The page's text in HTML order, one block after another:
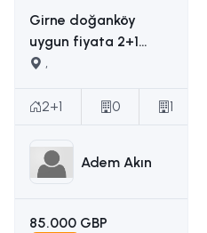
Girne doğanköy
uygun fiyata 2+1
satılık daire İLETİŞİM
05338314949
,
2+1 0 1
Adem Akın
85.000 GBP